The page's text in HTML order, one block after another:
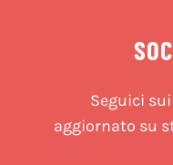
Seguici
aggiornato su